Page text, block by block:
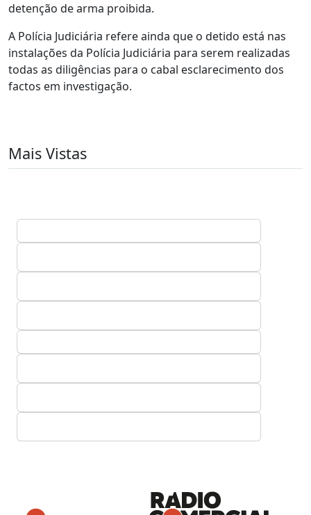
detenção de arma proibida.
A Polícia Judiciária refere ainda que o detido está nas
instalações da Polícia Judiciária para serem realizadas
todas as diligências para o cabal esclarecimento dos
factos em investigação.
Mais Vistas